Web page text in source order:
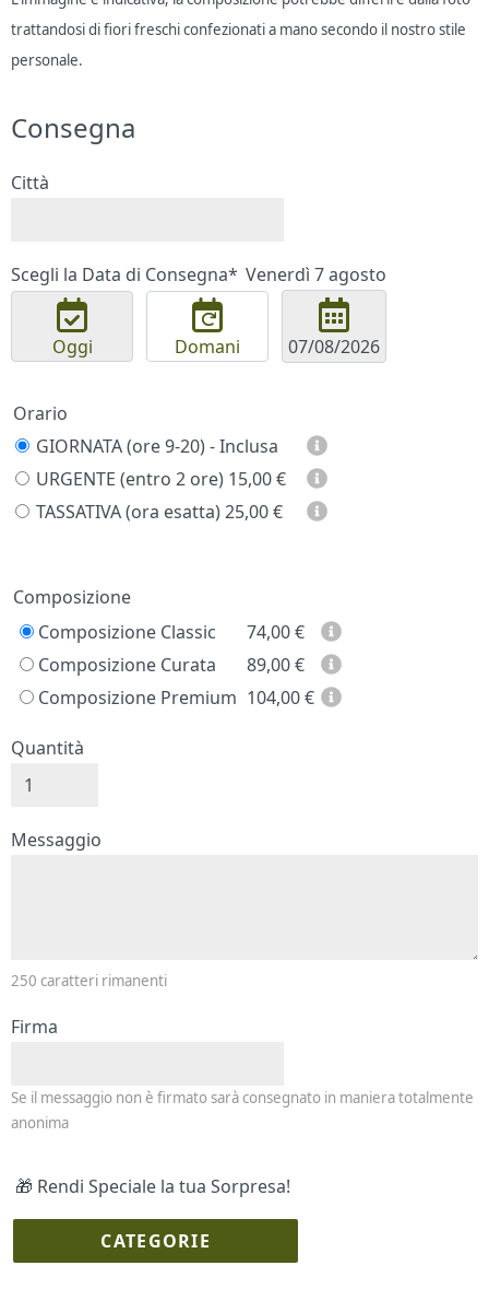
trattandosi di fiori freschi confezionati a mano secondo il nostro stile
personale.
Consegna
Città
Scegli la Data di Consegna* Venerdì 7 agosto
Oggi Domani
Orario
GIORNATA (ore 9-20) - Inclusa
URGENTE (entro 2 ore) 15,00 €
TASSATIVA (ora esatta) 25,00 €
Prezzo
Composizione
Composizione Classic
74,00€
Composizione Curata
89,00€
Composizione Premium 104,00€
Quantità
Messaggio e firma
Messaggio
250 caratteri rimanenti
Firma
Se il messaggio non è firmato sarà consegnato in maniera totalmente
anonima
🎁 Rendi Speciale la tua Sorpresa!
CATEGORIE